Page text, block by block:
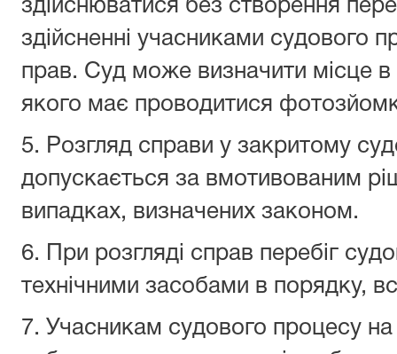
здійснюватися без створення
здійсненні учасниками судового
прав. Суд може визначити місце в
якого має проводитися
5. Розгляд справи у закритому
допускається за вмотивованим
випадках, визначених законом.
6. При розгляді справ перебіг
технічними засобами в порядку,
7. Учасникам судового процесу на